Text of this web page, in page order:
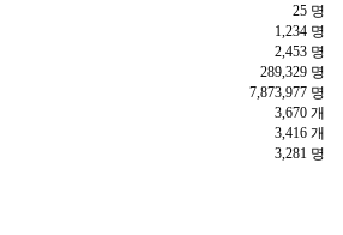
25 명
1,234 명
2,453 명
289,329 명
7,873,977 명
3,670 개
3,416 개
3,281 명